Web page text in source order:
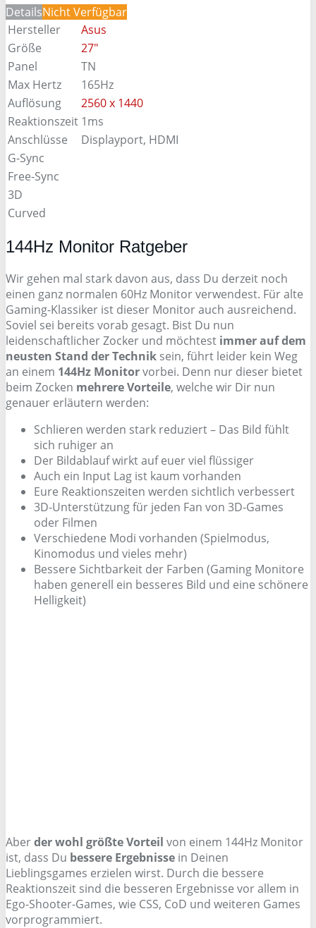
DetailsNicht Verfügbar
Hersteller
Asus
Größe
27"
Panel
TN
Max Hertz
165Hz
Auflösung
2560 x 1440
Reaktionszeit 1ms
Anschlüsse
Displayport, HDMI
G-Sync
Free-Sync
3D
Curved
144Hz Monitor Ratgeber
Wir gehen mal stark davon aus, dass Du derzeit noch
einen ganz normalen 60Hz Monitor verwendest. Für alte
Gaming-Klassiker ist dieser Monitor auch ausreichend.
Soviel sei bereits vorab gesagt. Bist Du nun
leidenschaftlicher Zocker und möchtest immer auf dem
neusten Stand der Technik sein, führt leider kein Weg
an einem 144Hz Monitorvorbei. Denn nur dieser bietet
beim Zocken mehrere Vorteile, welche wir Dir nun
genauer erläutern werden:
Schlieren werden stark reduziert – Das Bild fühlt
sich ruhiger an
Der Bildablauf wirkt auf euer viel flüssiger
Auch ein Input Lag ist kaum vorhanden
Eure Reaktionszeiten werden sichtlich verbessert
3D-Unterstützung für jeden Fan von 3D-Games
oder Filmen
Verschiedene Modi vorhanden (Spielmodus,
Kinomodus und vieles mehr)
Bessere Sichtbarkeit der Farben (Gaming Monitore
haben generell ein besseres Bild und eine schönere
Helligkeit)
Aberder wohl größte Vorteil von einem 144Hz Monitor
ist, dass Du bessere Ergebnisse in Deinen
Lieblingsgames erzielen wirst. Durch die bessere
Reaktionszeit sind die besseren Ergebnisse vor allem in
Ego-Shooter-Games, wie CSS, CoD und weiteren Games
vorprogrammiert.